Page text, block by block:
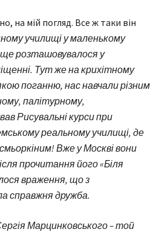
на мій погляд. Все ж таки він
училищі у маленькому
розташовувалося у
Тут же на крихітному
поганню, нас навчали різним
палітурному,
Рисувальні курси при
реальному училищі, де
Вже у Москві вони
прочитання його «Біля
враження, що з
справжня дружба.
Марцинковського – той